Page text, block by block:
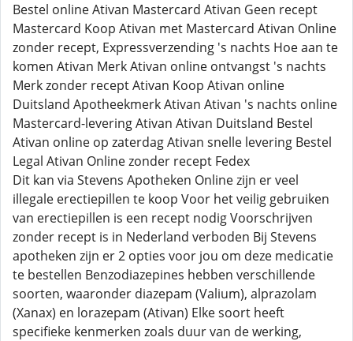
Bestel online Ativan Mastercard Ativan Geen recept
Mastercard Koop Ativan met Mastercard Ativan Online
zonder recept, Expressverzending 's nachts Hoe aan te
komen Ativan Merk Ativan online ontvangst 's nachts
Merk zonder recept Ativan Koop Ativan online
Duitsland Apotheekmerk Ativan Ativan 's nachts online
Mastercard-levering Ativan Ativan Duitsland Bestel
Ativan online op zaterdag Ativan snelle levering Bestel
Legal Ativan Online zonder recept Fedex
Dit kan via Stevens Apotheken Online zijn er veel
illegale erectiepillen te koop Voor het veilig gebruiken
van erectiepillen is een recept nodig Voorschrijven
zonder recept is in Nederland verboden Bij Stevens
apotheken zijn er 2 opties voor jou om deze medicatie
te bestellen Benzodiazepines hebben verschillende
soorten, waaronder diazepam (Valium), alprazolam
(Xanax) en lorazepam (Ativan) Elke soort heeft
specifieke kenmerken zoals duur van de werking,